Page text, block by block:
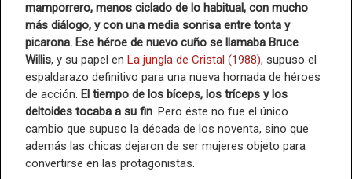
mamporrero, menos ciclado de lo habitual, con mucho
más diálogo, y con una media sonrisa entre tonta y
picarona. Ese héroe de nuevo cuño se llamaba Bruce
Willis, y su papel en La jungla de Cristal (1988), supuso el
espaldarazo definitivo para una nueva hornada de héroes
de acción. El tiempo de los bíceps, los tríceps y los
deltoides tocaba a su fin. Pero éste no fue el único
cambio que supuso la década de los noventa, sino que
además las chicas dejaron de ser mujeres objeto para
convertirse en las protagonistas.